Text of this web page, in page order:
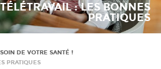
TÉLÉTRAVAIL : LES BONNES
PRATIQUES
DE VOTRE SANTÉ !
PRATIQUES